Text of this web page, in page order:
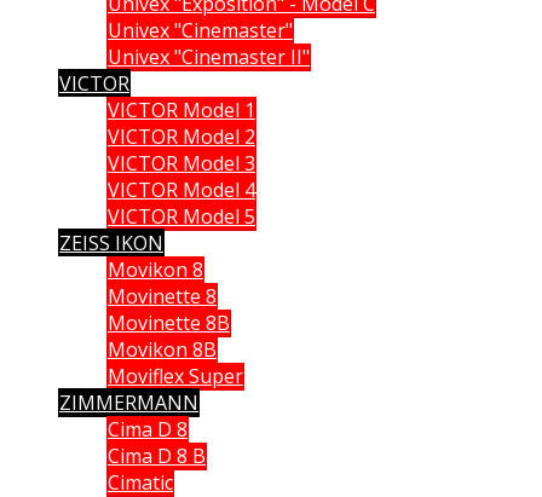
Univex "Cinemaster"
Univex "Cinemaster II"
VICTOR
VICTOR Model 1
VICTOR Model 2
VICTOR Model 3
VICTOR Model 4
VICTOR Model 5
ZEISS IKON
Movikon 8
Movinette 8
Movinette 8B
Movikon 8B
Moviflex Super
ZIMMERMANN
Cima D 8
Cima D 8 B
Cimatic